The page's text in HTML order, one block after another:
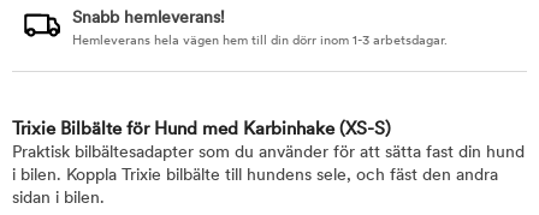
Snabb hemleverans!
Hemleverans hela vägen hem till din dörr inom 1-3 arbetsdagar.
Trixie Bilbälte för Hund med Karbinhake (XS-S)
Praktisk bilbältesadapter som du använder för att sätta fast din hund
i bilen. Koppla Trixie bilbälte till hundens sele, och fäst den andra
sidan i bilen.